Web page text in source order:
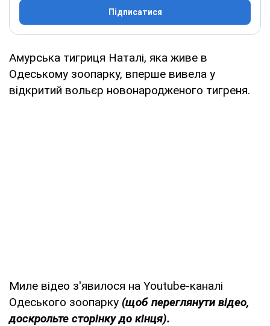
Підписатися
Амурська тигриця Наталі, яка живе в
Одеському зоопарку, вперше вивела у
відкритий вольєр новонародженого тигреня.
Миле відео з'явилося на Youtube-каналі
Одеського зоопарку (щоб переглянути відео,
доскрольте сторінку до кінця).